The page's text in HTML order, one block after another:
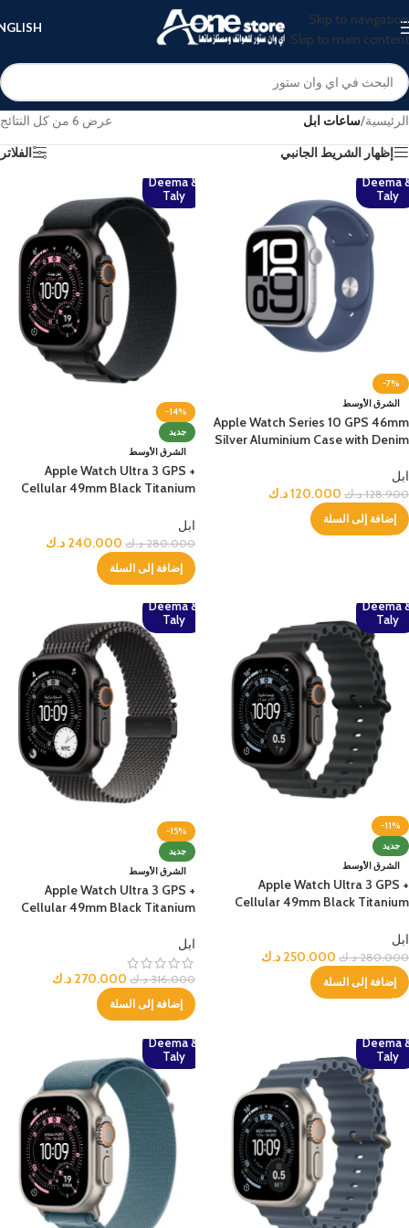
Skip to navigation
Skip to main content
الرئيسية/ساعات ابل
عرض ⁦6⁩ من كل النتائج
إظهار الشريط الجانبي
الفلاتر
Deema
Taly
-7%
الشرق الأوسط
Apple Watch Series 10 GPS 46mm
Silver Aluminium Case with Denim
ابل
128.900 د.ك 120.000د.ك
إضافة إلى السلة
Deema &
Taly
-14%
جديد
الشرق الأوسط
Apple Watch Ultra 3 GPS +
Cellular 49mm Black Titanium
Medium
ابل
280.000 د.ك 240.000 د.ك
إضافة إلى السلة
Deema
Taly
-11%
جديد
الشرق الأوسط
Apple Watch Ultra 3 GPS +
Cellular 49mm Black Titanium
ابل
280.000 د.ك 250.000 د.ك
إضافة إلى السلة
Deema &
Taly
-15%
جديد
الشرق الأوسط
Apple Watch Ultra 3 GPS +
Cellular 49mm Black Titanium
Milanese Loop – Medium
ابل
316.000 د.ك 270.000 د.ك
إضافة إلى السلة
Deema
Taly
Deema &
Taly